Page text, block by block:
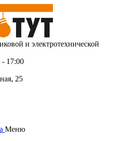
и электротехнической
- 17:00
25
Меню